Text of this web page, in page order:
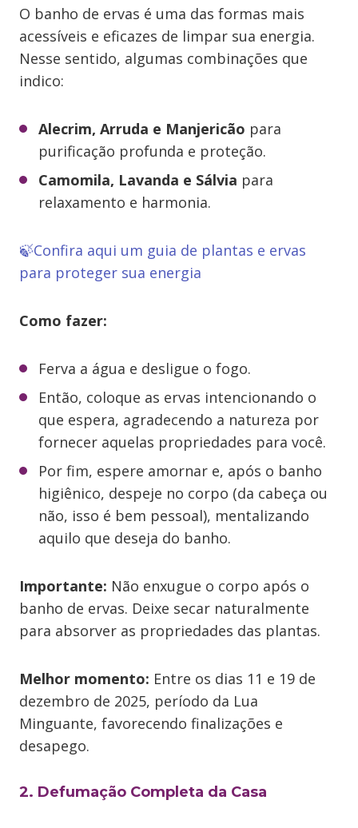
O banho de ervas é uma das formas mais
acessíveis e eficazes de limpar sua energia.
Nesse sentido, algumas combinações que
indico:
Alecrim, Arruda e Manjericão para
purificação profunda e proteção.
Camomila, Lavanda e Sálvia para
relaxamento e harmonia.
🍃Confira aqui um guia de plantas e ervas
para proteger sua energia
Como fazer:
Ferva a água e desligue o fogo.
Então, coloque as ervas intencionando o
que espera, agradecendo a natureza por
fornecer aquelas propriedades para você.
Por fim, espere amornar e, após o banho
higiênico, despeje no corpo (da cabeça ou
não, isso é bem pessoal), mentalizando
aquilo que deseja do banho.
Importante: Não enxugue o corpo após o
banho de ervas. Deixe secar naturalmente
para absorver as propriedades das plantas.
Melhor momento: Entre os dias 11 e 19 de
dezembro de 2025, período da Lua
Minguante, favorecendo finalizações e
desapego.
2. Defumação Completa da Casa